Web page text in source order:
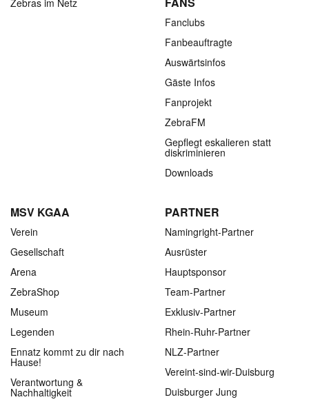
Zebras im Netz
Fanclubs
Fanbeauftragte
Auswärtsinfos
Gäste Infos
Fanprojekt
ZebraFM
Gepflegt eskalieren statt
diskriminieren
Downloads
MSV KGAA
Verein
Gesellschaft
Arena
ZebraShop
Museum
Legenden
Ennatz kommt zu dir nach
Hause!
Verantwortung &
Nachhaltigkeit
PARTNER
Namingright-Partner
Ausrüster
Hauptsponsor
Team-Partner
Exklusiv-Partner
Rhein-Ruhr-Partner
NLZ-Partner
Vereint-sind-wir-Duisburg
Duisburger Jung